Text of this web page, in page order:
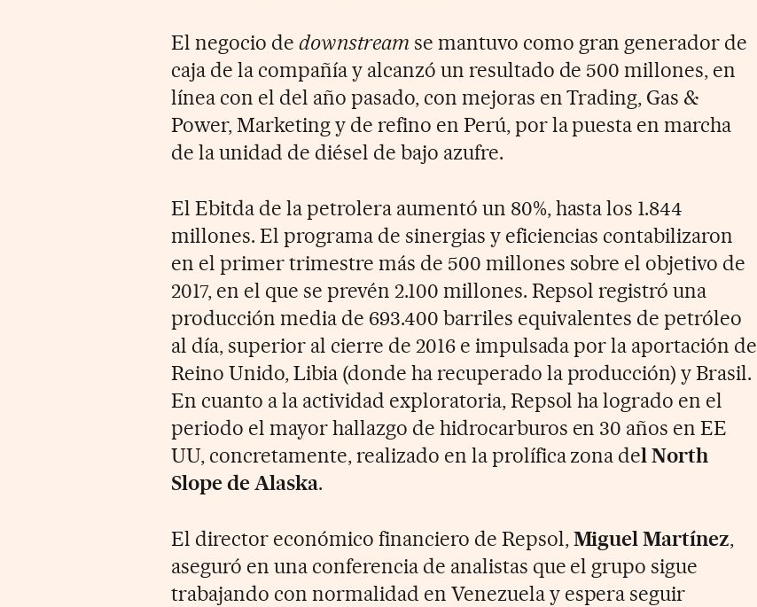
El negocio dedownstream se mantuvo como gran generador de
caja de la compañía y alcanzó un resultado de 500 millones, en
línea con el del año pasado, con mejoras en Trading, Gas &
Power, Marketing y de refino en Perú, por la puesta en marcha
de la unidad de diésel de bajo azufre.
El Ebitda de la petrolera aumentó un 80%, hasta los 1.844
millones. El programa de sinergias y eficiencias contabilizaron
en el primer trimestre más de 500 millones sobre el objetivo de
2017, en el que se prevén 2.100 millones. Repsol registró una
producción media de 693.400 barriles equivalentes de petróleo
al día, superior al cierre de 2016 e impulsada por la aportación de
Reino Unido, Libia (donde ha recuperado la producción) y Brasil.
En cuanto a la actividad exploratoria, Repsol ha logrado en el
periodo el mayor hallazgo de hidrocarburos en 30 años en EE
UU, concretamente, realizado en la prolífica zona del North
Slope de Alaska.
El director económico financiero de Repsol, Miguel Martínez,
aseguró en una conferencia de analistas que el grupo sigue
trabajando con normalidad en Venezuela y espera seguir